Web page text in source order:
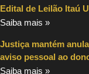
Edital de Leilão Itaú
Saiba mais »
Justiça mantém
aviso pessoal ao
Saiba mais »